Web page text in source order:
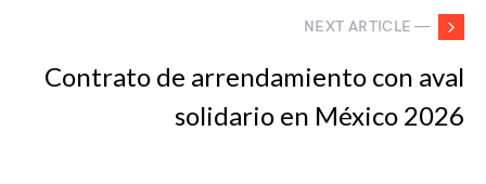
NEXT ARTICLE —
Contrato de arrendamiento con aval
solidario en México 2026